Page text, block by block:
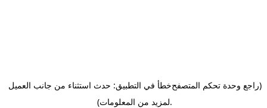
خطأ في التطبيق: حدث استثناء من جانب العميل(راجع وحدة تحكم المتصفح
لمزيد من المعلومات).